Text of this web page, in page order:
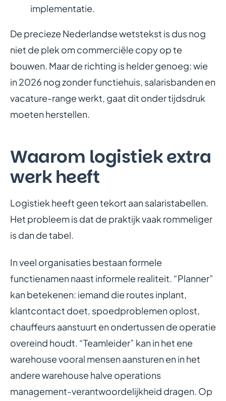
implementatie.
De precieze Nederlandse wetstekst is dus nog
niet de plek om commerciële copy op te
bouwen. Maar de richting is helder genoeg: wie
in 2026 nog zonder functiehuis, salarisbanden en
vacature-range werkt, gaat dit onder tijdsdruk
moeten herstellen.
Waarom logistiek extra
werk heeft
Logistiek heeft geen tekort aan salaristabellen.
Het probleem is dat de praktijk vaak rommeliger
is dan de tabel.
In veel organisaties bestaan formele
functienamen naast informele realiteit. “Planner”
kan betekenen: iemand die routes inplant,
klantcontact doet, spoedproblemen oplost,
chauffeurs aanstuurt en ondertussen de operatie
overeind houdt. “Teamleider” kan in het ene
warehouse vooral mensen aansturen en in het
andere warehouse halve operations
management-verantwoordelijkheid dragen. Op